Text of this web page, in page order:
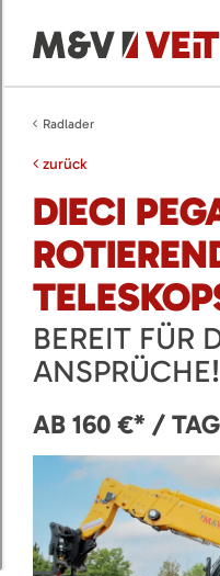
Radlader
zurück
DIECI
BEREIT FÜR
ANSPRÜCHE!
AB 160 €* / TAG